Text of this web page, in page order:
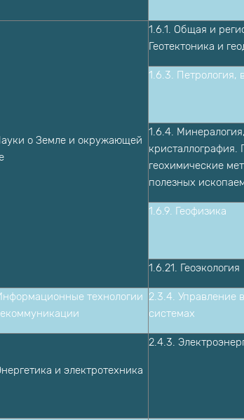
о Земле и окружающей
1.6.1. Общая и
Геотектоника и
1.6.3. Петрология,
1.6.4. Минералогия,
кристаллография.
геохимические
полезных
1.6.9. Геофизика
1.6.21. Геоэкология
технологии 2.3.4. Управление
системах
и электротехника
2.4.3.